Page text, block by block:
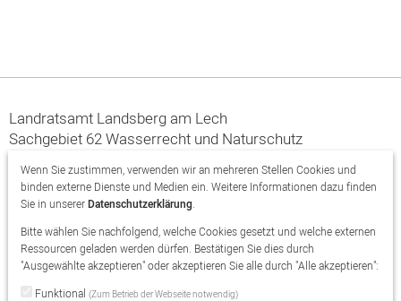
Landratsamt Landsberg am Lech
Sachgebiet 62 Wasserrecht und Naturschutz
Von-Kühlmann-Str. 15
86899 Landsberg am Lech
08191/129-0
naturschutz@lra-ll.bayern.de
Instagram
Facebook
Wenn Sie zustimmen, verwenden wir an mehreren Stellen Cookies und
binden externe Dienste und Medien ein. Weitere Informationen dazu finden
Sie in unsererDatenschutzerklärung.
Bitte wählen Sie nachfolgend, welche Cookies gesetzt und welche externen
Ressourcen geladen werden dürfen. Bestätigen Sie dies durch
"Ausgewählte akzeptieren" oder akzeptieren Sie alle durch "Alle akzeptieren":
Funktional(Zum Betrieb der Webseite notwendig)